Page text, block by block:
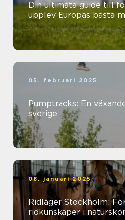
Din ultimata guide till
upplev Europas bästa
05. februari 2025
Pumptracks: En
sverige
08. januari 2025
Ridläger Stockholm:
ridkunskaper i